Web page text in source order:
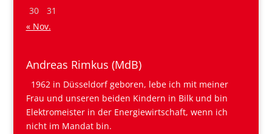
30
31
« Nov.
Andreas Rimkus (MdB)
1962 in Düsseldorf geboren, lebe ich mit meiner
Frau und unseren beiden Kindern in Bilk und bin
Elektromeister in der Energiewirtschaft, wenn ich
nicht im Mandat bin.